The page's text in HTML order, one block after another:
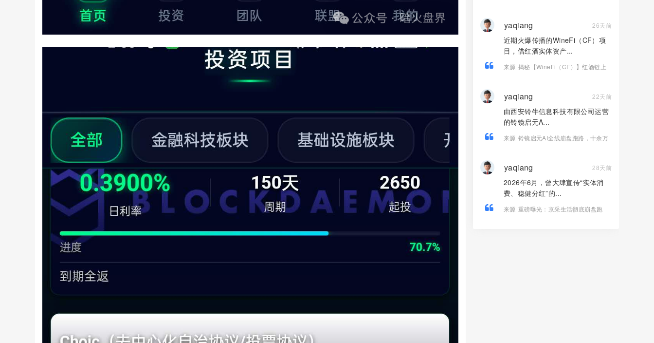
yaqiang 26天前
近期火爆传播的WineFi（CF）项
目，借红酒实体资产...
来源 揭秘【WineFi（CF）】红酒链上
yaqiang 22天前
由西安铃牛信息科技有限公司运营
的铃镜启元A...
来源 铃镜启元AI全线崩盘跑路，十余万
yaqiang 28天前
2026年6月，曾大肆宣传“实体消
费、稳健分红”的...
来源 重磅曝光：京采生活彻底崩盘跑